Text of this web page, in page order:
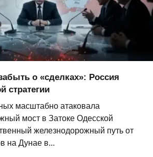
о «сделках»: Россия
стратегии
масштабно атаковала
мост в Затоке Одесской
железнодорожный путь от
на Дунае в...